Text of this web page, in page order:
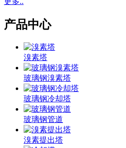
产品中心
溴素塔
玻璃钢溴素塔
玻璃钢冷却塔
玻璃钢管道
溴素提出塔